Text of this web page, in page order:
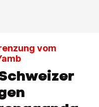
vom